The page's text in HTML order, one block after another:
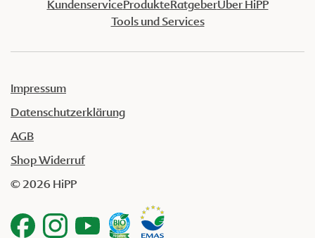
KundenserviceProdukteRatgeberÜber HiPP
Tools und Services
Impressum
Datenschutzerklärung
AGB
Shop Widerruf
© 2026 HiPP